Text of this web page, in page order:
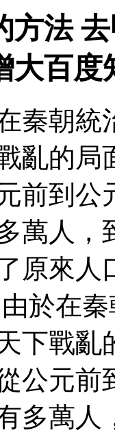
方法
大百度
秦朝統
亂的局
前到公
萬人，
原來
於在
下戰亂
公元
多萬人